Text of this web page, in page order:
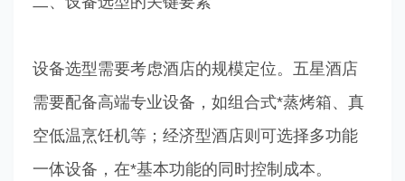
设备选型需要考虑酒店的规模定位。五星酒店
需要配备高端专业设备，如组合式*蒸烤箱、真
空低温烹饪机等；经济型酒店则可选择多功能
一体设备，在*基本功能的同时控制成本。